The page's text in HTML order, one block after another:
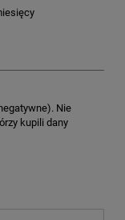
Nie
kupili dany